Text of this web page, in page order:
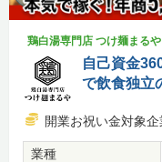
鶏白湯専門店 つけ麺まるや
自己資金
で飲食独立
開業お祝い金対象企
業種